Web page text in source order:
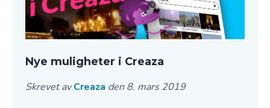
Nye muligheter i Creaza
Skrevet avCreaza den 8. mars 2019